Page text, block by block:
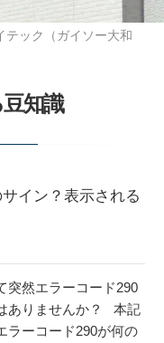
テック（ガイソー大和
知識
イン？表示される
突然エラーコード290
ありませんか？ 本記
ラーコード290が何の